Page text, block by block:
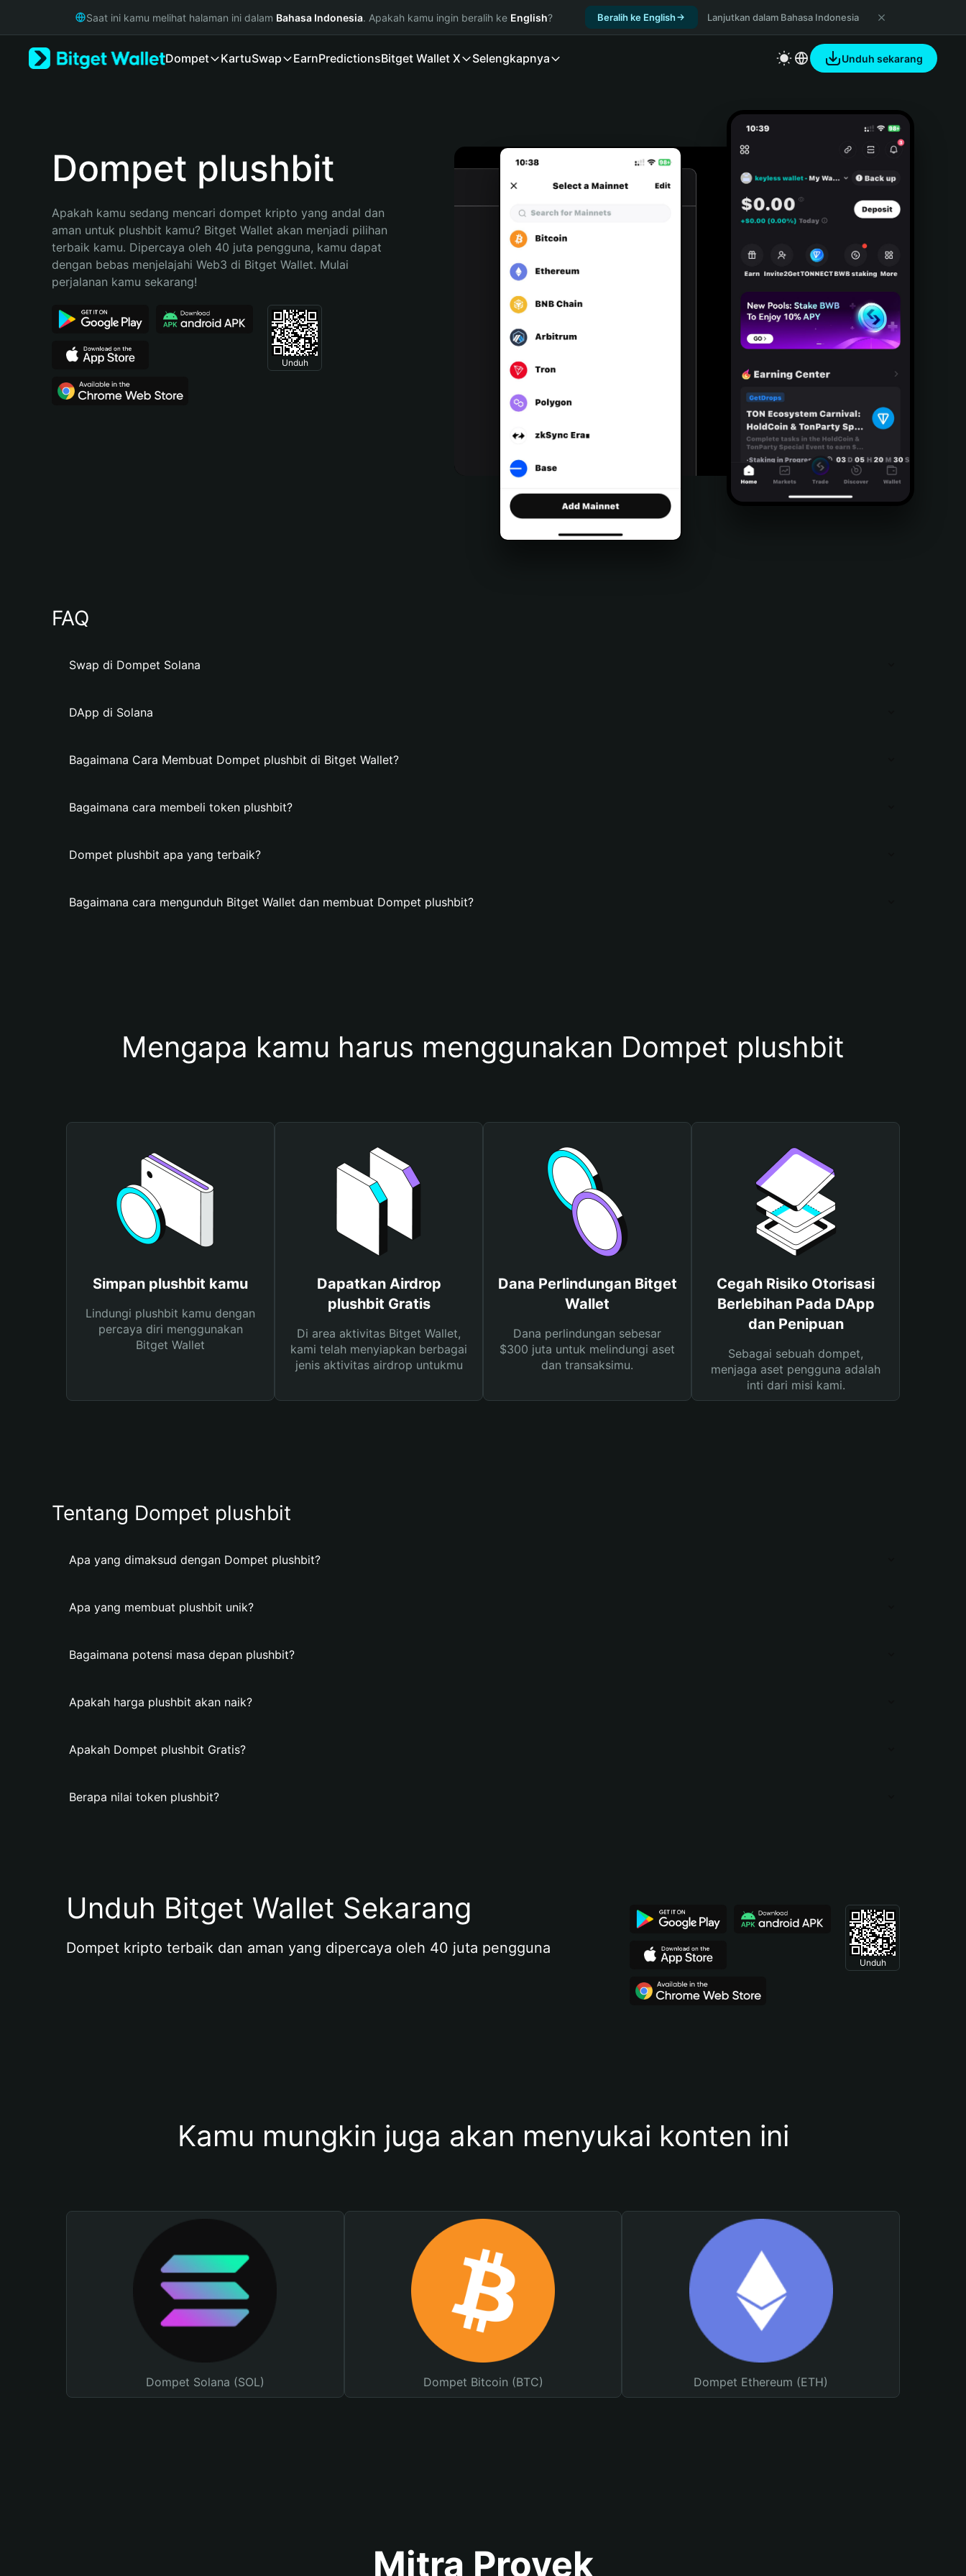
Русский
Bahasa Indonesia
Español (Argentina)
Saat ini kamu melihat halaman ini dalam Bahasa Indonesia. Apakah kamu ingin beralih ke English? Beralih ke English Lanjutkan dalam Bahasa Indonesia
Dompet KartuSwap EarnPredictionsBitget Wallet X Selengkapnya Unduh sekarang
Dompet plushbit
Apakah kamu sedang mencari dompet kripto yang andal dan
aman untuk plushbit kamu? Bitget Wallet akan menjadi pilihan
terbaik kamu. Dipercaya oleh 40 juta pengguna, kamu dapat
dengan bebas menjelajahi Web3 di Bitget Wallet. Mulai
perjalanan kamu sekarang!
Unduh
FAQ
Swap di Dompet Solana
DApp di Solana
Bagaimana Cara Membuat Dompet plushbit di Bitget Wallet?
Bagaimana cara membeli token plushbit?
Dompet plushbit apa yang terbaik?
Bagaimana cara mengunduh Bitget Wallet dan membuat Dompet plushbit?
Mengapa kamu harus menggunakan Dompet plushbit
Simpan plushbit kamu
Lindungi plushbit kamu dengan
percaya diri menggunakan
Bitget Wallet
Dapatkan Airdrop
plushbit Gratis
Di area aktivitas Bitget Wallet,
kami telah menyiapkan berbagai
jenis aktivitas airdrop untukmu
Dana Perlindungan Bitget
Wallet
Dana perlindungan sebesar
$300 juta untuk melindungi aset
dan transaksimu.
Cegah Risiko Otorisasi
Berlebihan Pada DApp
dan Penipuan
Sebagai sebuah dompet,
menjaga aset pengguna adalah
inti dari misi kami.
Tentang Dompet plushbit
Apa yang dimaksud dengan Dompet plushbit?
Apa yang membuat plushbit unik?
Bagaimana potensi masa depan plushbit?
Apakah harga plushbit akan naik?
Apakah Dompet plushbit Gratis?
Berapa nilai token plushbit?
Unduh Bitget Wallet Sekarang
Dompet kripto terbaik dan aman yang dipercaya oleh 40 juta pengguna
Unduh
Kamu mungkin juga akan menyukai konten ini
Dompet Solana (SOL) Dompet Bitcoin (BTC) Dompet Ethereum (ETH)
Mitra Proyek